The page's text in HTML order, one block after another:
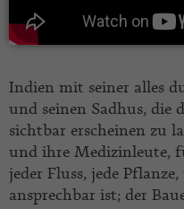
Indien mit seiner alles
und seinen Sadhus, die
sichtbar erscheinen zu
und ihre Medizinleute,
jeder Fluss, jede
ansprechbar ist; der